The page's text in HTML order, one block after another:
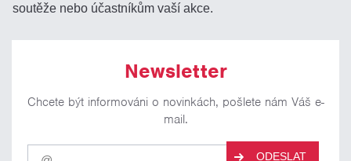
soutěže nebo účastníkům vaší akce.
Newsletter
Chcete být informováni o novinkách, pošlete nám Váš e-
mail.
Pro
ODESLAT